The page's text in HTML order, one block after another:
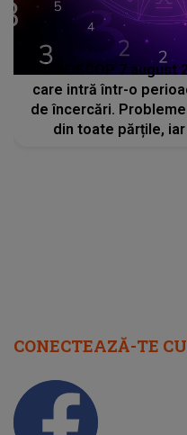
HOROSCOP 7 august
care intră într-o
de încercări.
din toate părțile,
CONECTEAZĂ-TE